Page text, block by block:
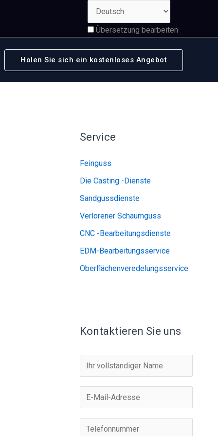
Übersetzung bearbeiten
Holen Sie sich ein kostenloses Angebot
Service
Feinguss
Die Casting -Dienste
Sandgussdienste
Verlorener Schaumguss
CNC -Bearbeitungsdienste
EDM-Bearbeitungsservice
Oberflächenveredelungsservice
Kontaktieren Sie uns
a
e
-